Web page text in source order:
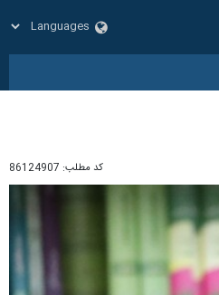
کد مطلب: 86124907